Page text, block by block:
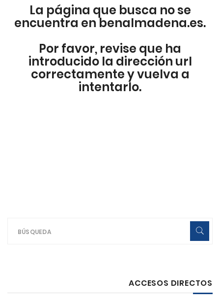
La página que busca no se
encuentra en benalmadena.es.
Por favor, revise que ha
introducido la dirección url
correctamente y vuelva a
intentarlo.
ACCESOS DIRECTOS